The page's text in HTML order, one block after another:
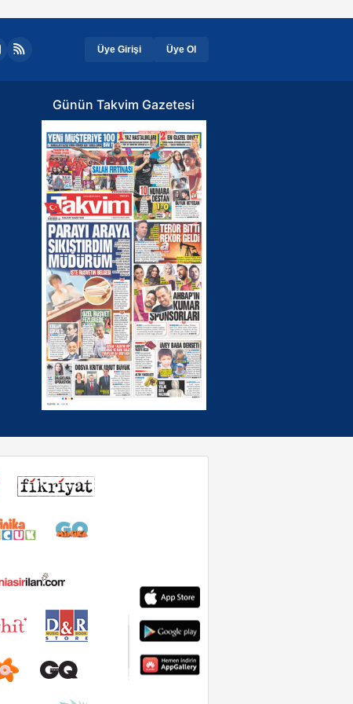
Üye Girişi Üye Ol
Günün Takvim Gazetesi